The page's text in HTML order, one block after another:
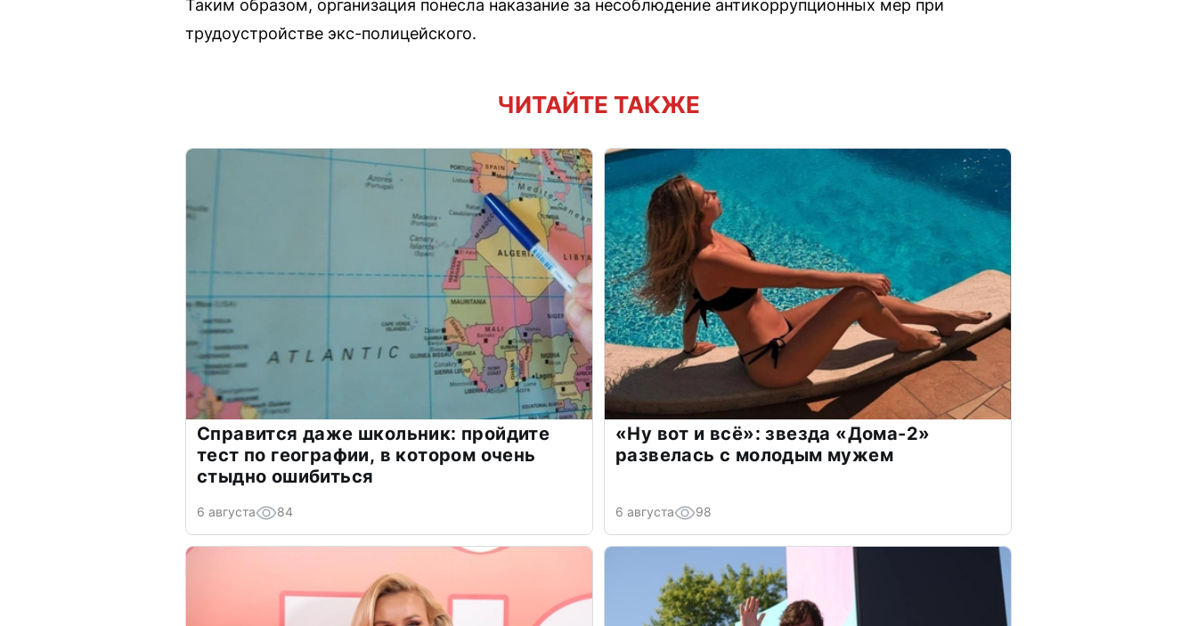
Таким образом, организация понесла наказание за несоблюдение антикоррупционных мер при
трудоустройстве экс-полицейского.
ЧИТАЙТЕ ТАКЖЕ
Справится даже школьник: пройдите
тест по географии, в котором очень
стыдно ошибиться
6 августа 84
«Ну вот и всё»: звезда «Дома-2»
развелась с молодым мужем
6 августа 98